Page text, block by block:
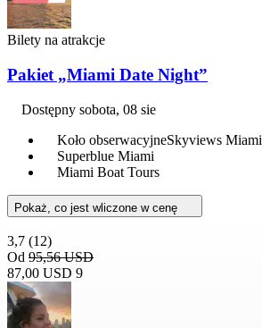
Bilety na atrakcje
Pakiet „Miami Date Night”
Dostępny sobota, 08 sie
Koło obserwacyjneSkyviews Miami
Superblue Miami
Miami Boat Tours
Pokaż, co jest wliczone w cenę
3,7 (12)
Od 95,56 USD
87,00 USD 9